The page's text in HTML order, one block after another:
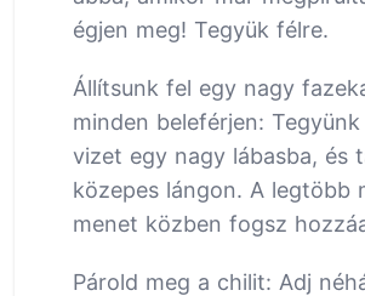
égjen meg! Tegyük félre.
Állítsunk fel egy nagy
minden beleférjen:
vizet egy nagy lábasba, és
közepes lángon. A legtöbb
menet közben fogsz
Párold meg a chilit: Adj